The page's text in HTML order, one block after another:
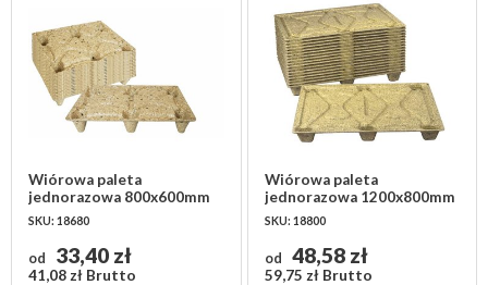
Wiórowa paleta
jednorazowa 800x600mm
SKU: 18680
od 33,40 zł
41,08 zł Brutto
Wiórowa paleta
jednorazowa 1200x800mm
- lekka
SKU: 18800
od 48,58 zł
59,75 zł Brutto